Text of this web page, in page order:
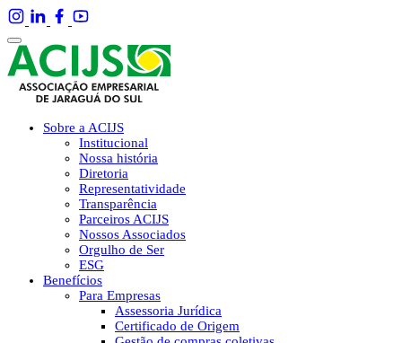
Sobre a ACIJS
Institucional
Nossa história
Diretoria
Representatividade
Transparência
Parceiros ACIJS
Nossos Associados
Orgulho de Ser
ESG
Benefícios
Para Empresas
Assessoria Jurídica
Certificado de Origem